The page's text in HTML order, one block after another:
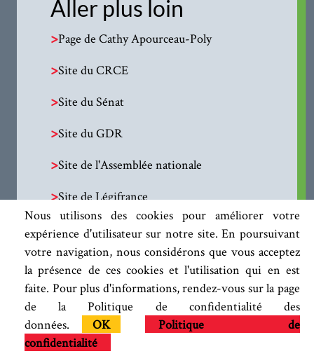
Nous utilisons des cookies pour améliorer votre
expérience d'utilisateur sur notre site. En poursuivant
votre navigation, nous considérons que vous acceptez
la présence de ces cookies et l'utilisation qui en est
faite. Pour plus d'informations, rendez-vous sur la page
de la Politique de confidentialité des
données.
OK
Politique de
confidentialité
Aller plus loin
>Page de Cathy Apourceau-Poly
>Site du CRCE
>Site du Sénat
>Site du GDR
>Site de l'Assemblée nationale
>Site de Légifrance